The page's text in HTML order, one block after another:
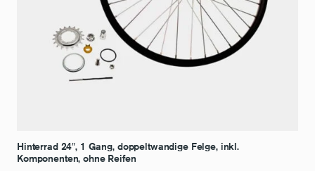
Hinterrad 24″, 1 Gang, doppeltwandige Felge, inkl.
Komponenten, ohne Reifen